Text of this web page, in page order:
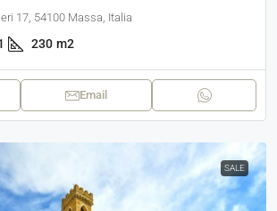
17, 54100 Massa, Italia
230 m2
Email
SALE